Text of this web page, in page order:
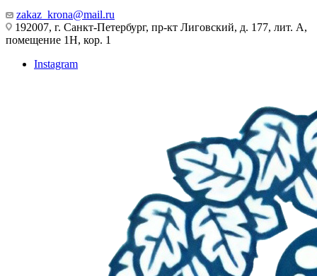
zakaz_krona@mail.ru
192007, г. Санкт-Петербург, пр-кт Лиговский, д. 177, лит. А,
помещение 1Н, кор. 1
Instagram